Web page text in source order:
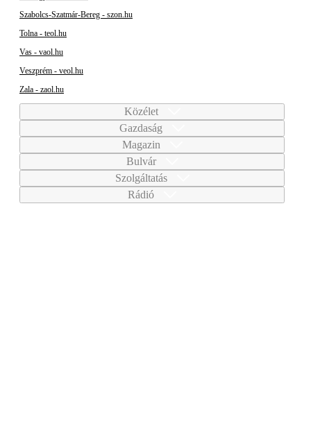
Szabolcs-Szatmár-Bereg - szon.hu
Tolna - teol.hu
Vas - vaol.hu
Veszprém - veol.hu
Zala - zaol.hu
Közélet
Gazdaság
Magazin
Bulvár
Szolgáltatás
Rádió